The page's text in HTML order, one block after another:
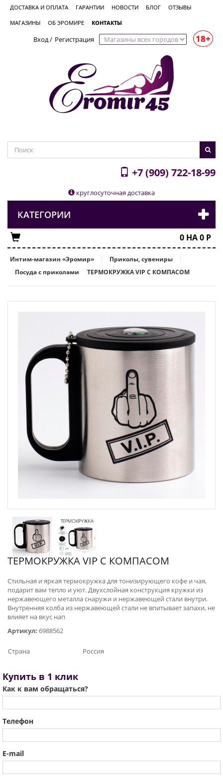
ДОСТАВКА И ОПЛАТА ГАРАНТИИ НОВОСТИ БЛОГ ОТЗЫВЫ
МАГАЗИНЫ ОБ ЭРОМИРЕ КОНТАКТЫ
Вход/ Регистрация 18+
+7 (909) 722-18-99
круглосуточная доставка
КАТЕГОРИИ
0 НА0 Р
Интим-магазин «Эромир»
Приколы, сувениры
Посуда с приколами
ТЕРМОКРУЖКА VIP С КОМПАСОМ
ТЕРМОКРУЖКА VIP С КОМПАСОМ
Стильная и яркая термокружка для тонизирующего кофе и чая,
подарит вам тепло и уют. Двухслойная конструкция кружки из
нержавеющего металла снаружи и нержавеющей стали внутри.
Внутренняя колба из нержавеющей стали не впитывает запахи, не
влияет на вкус нап
Артикул: 6988562
Страна Россия
Купить в 1 клик
Как к вам обращаться?
Телефон
E-mail